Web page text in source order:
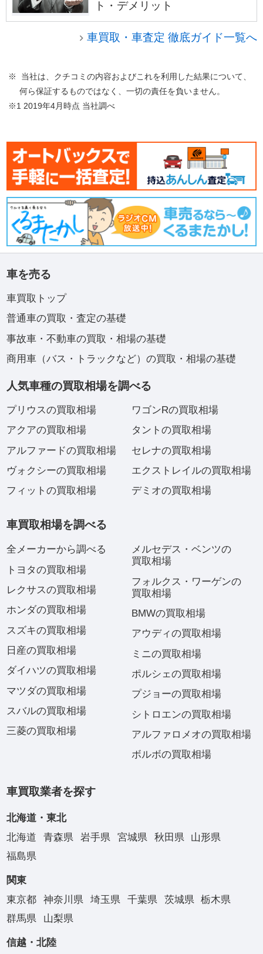
ト・デメリット
車買取・車査定 徹底ガイド一覧へ
※ 当社は、クチコミの内容およびこれを利用した結果について、
何ら保証するものではなく、一切の責任を負いません。
※1 2019年4月時点 当社調べ
車を売る
車買取トップ
普通車の買取・査定の基礎
事故車・不動車の買取・相場の基礎
商用車（バス・トラックなど）の買取・相場の基礎
人気車種の買取相場を調べる
プリウスの買取相場
アクアの買取相場
アルファードの買取相場
ヴォクシーの買取相場
フィットの買取相場
ワゴンRの買取相場
タントの買取相場
セレナの買取相場
エクストレイルの買取相場
デミオの買取相場
車買取相場を調べる
全メーカーから調べる
トヨタの買取相場
レクサスの買取相場
ホンダの買取相場
スズキの買取相場
日産の買取相場
ダイハツの買取相場
マツダの買取相場
スバルの買取相場
三菱の買取相場
メルセデス・ベンツの
買取相場
フォルクス・ワーゲンの
買取相場
BMWの買取相場
アウディの買取相場
ミニの買取相場
ポルシェの買取相場
プジョーの買取相場
シトロエンの買取相場
アルファロメオの買取相場
ボルボの買取相場
車買取業者を探す
北海道・東北
北海道
青森県 岩手県 宮城県 秋田県
山形県
福島県
関東
東京都
神奈川県 埼玉県 千葉県 茨城県
栃木県
群馬県
山梨県
信越・北陸